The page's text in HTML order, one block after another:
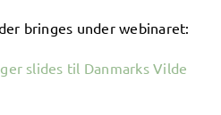
bringes under webinaret:
slides til Danmarks Vilde